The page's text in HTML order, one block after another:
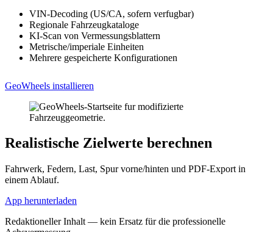
VIN-Decoding (US/CA, sofern verfugbar)
Regionale Fahrzeugkataloge
KI-Scan von Vermessungsblattern
Metrische/imperiale Einheiten
Mehrere gespeicherte Konfigurationen
GeoWheels installieren
Realistische Zielwerte berechnen
Fahrwerk, Federn, Last, Spur vorne/hinten und PDF-Export in
einem Ablauf.
App herunterladen
Redaktioneller Inhalt — kein Ersatz für die professionelle